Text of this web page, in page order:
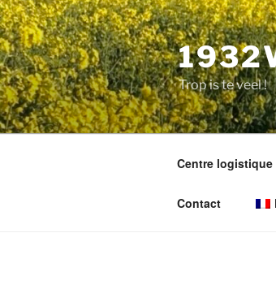
Aller
au
contenu
principal
Trop is te veel !
Centre logistique
Contact